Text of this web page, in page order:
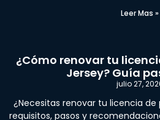
Leer Mas »
¿Cómo renovar tu
Jersey? Guía
julio 27,
¿Necesitas renovar tu licencia de
requisitos, pasos y